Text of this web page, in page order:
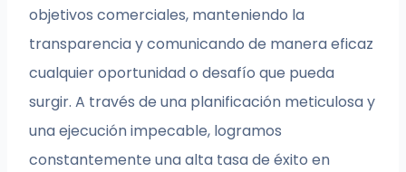
objetivos comerciales, manteniendo la
transparencia y comunicando de manera eficaz
cualquier oportunidad o desafío que pueda
surgir. A través de una planificación meticulosa y
una ejecución impecable, logramos
constantemente una alta tasa de éxito en